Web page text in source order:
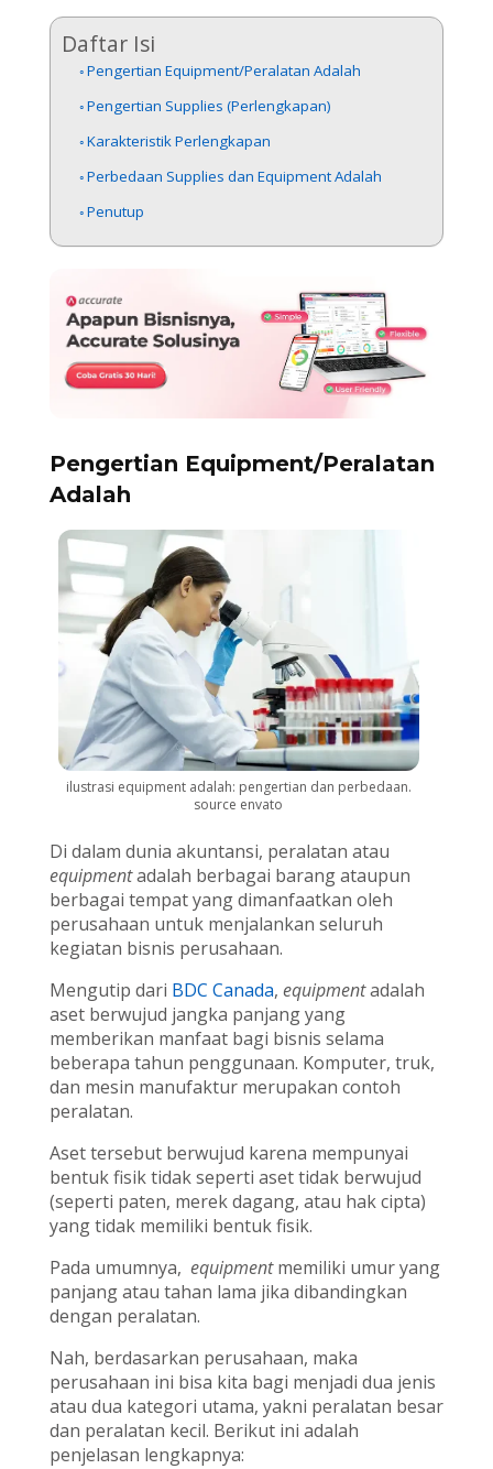
Daftar Isi
Pengertian Equipment/Peralatan Adalah
Pengertian Supplies (Perlengkapan)
Karakteristik Perlengkapan
Perbedaan Supplies dan Equipment Adalah
Penutup
Pengertian Equipment/Peralatan
Adalah
ilustrasi equipment adalah: pengertian dan perbedaan.
source envato
Di dalam dunia akuntansi, peralatan atau
equipmentadalah berbagai barang ataupun
berbagai tempat yang dimanfaatkan oleh
perusahaan untuk menjalankan seluruh
kegiatan bisnis perusahaan.
Mengutip dari BDC Canada, equipmentadalah
aset berwujud jangka panjang yang
memberikan manfaat bagi bisnis selama
beberapa tahun penggunaan. Komputer, truk,
dan mesin manufaktur merupakan contoh
peralatan.
Aset tersebut berwujud karena mempunyai
bentuk fisik tidak seperti aset tidak berwujud
(seperti paten, merek dagang, atau hak cipta)
yang tidak memiliki bentuk fisik.
Pada umumnya, equipmentmemiliki umur yang
panjang atau tahan lama jika dibandingkan
dengan peralatan.
Nah, berdasarkan perusahaan, maka
perusahaan ini bisa kita bagi menjadi dua jenis
atau dua kategori utama, yakni peralatan besar
dan peralatan kecil. Berikut ini adalah
penjelasan lengkapnya: